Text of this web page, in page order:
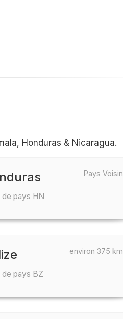
Honduras & Nicaragua.
Pays Voisin
de pays HN
environ 375 km
de pays BZ